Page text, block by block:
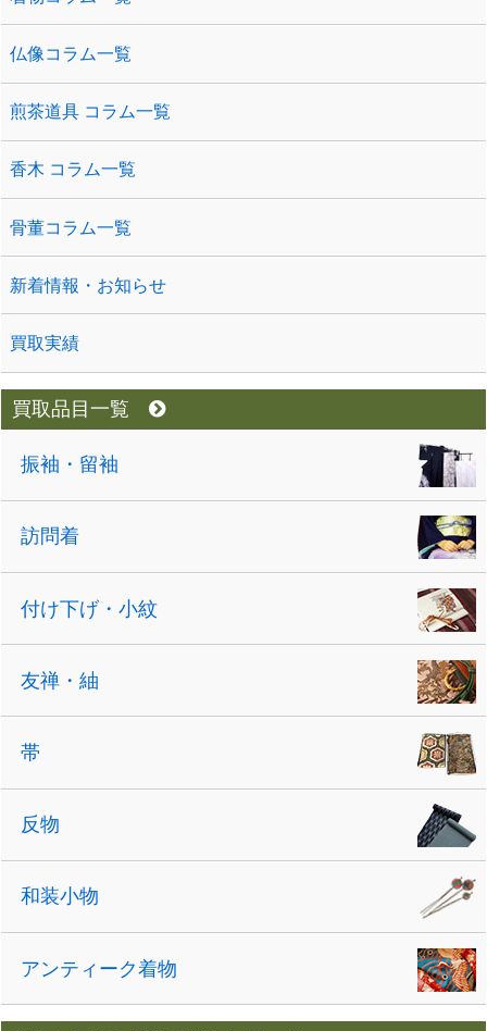
仏像コラム一覧
煎茶道具 コラム一覧
香木 コラム一覧
骨董コラム一覧
新着情報・お知らせ
買取実績
買取品目一覧
振袖・留袖
訪問着
付け下げ・小紋
友禅・紬
帯
反物
和装小物
アンティーク着物